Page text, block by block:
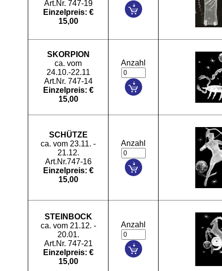
Art.Nr. 747-19
Einzelpreis: €
15,00
SKORPION
ca. vom
24.10.-22.11
Art.Nr. 747-14
Einzelpreis: €
15,00
Anzahl
SCHÜTZE
ca. vom 23.11. -
21.12.
Art.Nr.747-16
Einzelpreis: €
15,00
Anzahl
STEINBOCK
ca. vom 21.12. -
20.01.
Art.Nr. 747-21
Einzelpreis: €
15,00
Anzahl